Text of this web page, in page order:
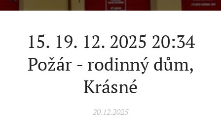
15. 19. 12. 2025 20:34
Požár - rodinný dům,
Krásné
20.12.2025